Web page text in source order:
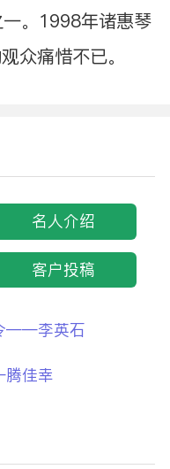
。1998年诸惠琴
众痛惜不已。
名人介绍
客户投稿
——李英石
佳幸